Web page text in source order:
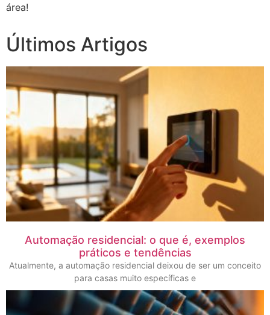
área!
Últimos Artigos
Automação residencial: o que é, exemplos
práticos e tendências
Atualmente, a automação residencial deixou de ser um conceito
para casas muito específicas e